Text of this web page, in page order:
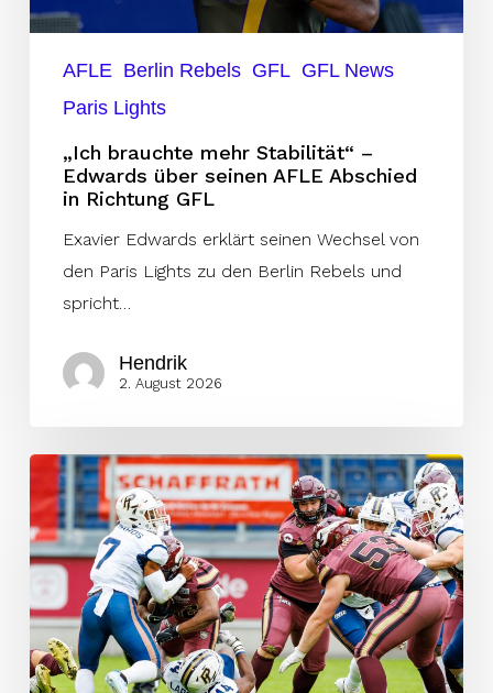
seinen
AFLE
Richtung
AFLE Berlin Rebels GFL GFL News
Paris Lights
„Ich brauchte mehr Stabilität“ –
Edwards über seinen AFLE Abschied
in Richtung GFL
Exavier Edwards erklärt seinen Wechsel von
den Paris Lights zu den Berlin Rebels und
spricht…
Hendrik
2. August 2026
Rebels
verstärken
sich
mit
Ex-
AFLE-
Spieler